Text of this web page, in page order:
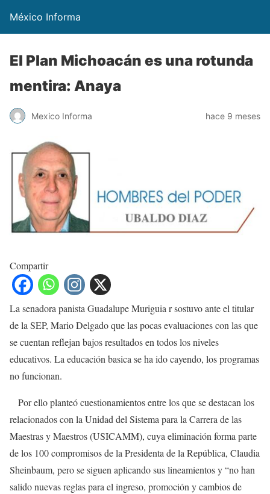
México Informa
El Plan Michoacán es una rotunda
mentira: Anaya
Mexico Informa hace 9 meses
Compartir
La senadora panista Guadalupe Muriguia r sostuvo ante el titular
de la SEP, Mario Delgado que las pocas evaluaciones con las que
se cuentan reflejan bajos resultados en todos los niveles
educativos. La educación basica se ha ido cayendo, los programas
no funcionan.
Por ello planteó cuestionamientos entre los que se destacan los
relacionados con la Unidad del Sistema para la Carrera de las
Maestras y Maestros (USICAMM), cuya eliminación forma parte
de los 100 compromisos de la Presidenta de la República, Claudia
Sheinbaum, pero se siguen aplicando sus lineamientos y “no han
salido nuevas reglas para el ingreso, promoción y cambios de